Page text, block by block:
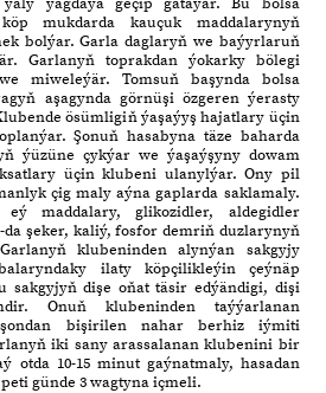
mukdarda kauçuk maddalarynyň
bolýar. Garla daglaryň we baýyrlaruň
Garlanyň toprakdan ýokarky bölegi
miweleýär. Tomsuň başynda bolsa
aşagynda görnüşi özgeren ýerasty
ösümligiň ýaşaýyş hajatlary üçin
Şonuň hasabyna täze baharda
ýüzüne çykýar we ýaşaýşyny dowam
üçin klubeni ulanylýar. Ony pil
çig maly aýna gaplarda saklamaly.
eý maddalary, glikozidler, aldegidler
da şeker, kaliý, fosfor demriň duzlarynyň
klubeninden alynýan sakgyjy
ilaty köpçilikleýin çeýnäp
sakgyjyň dişe oňat täsir edýändigi, dişi
Onuň klubeninden taýýarlanan
bişirilen nahar berhiz iýmiti
iki sany arassalanan klubenini bir
otda 10-15 minut gaýnatmaly, hasadan
günde 3 wagtyna içmeli.